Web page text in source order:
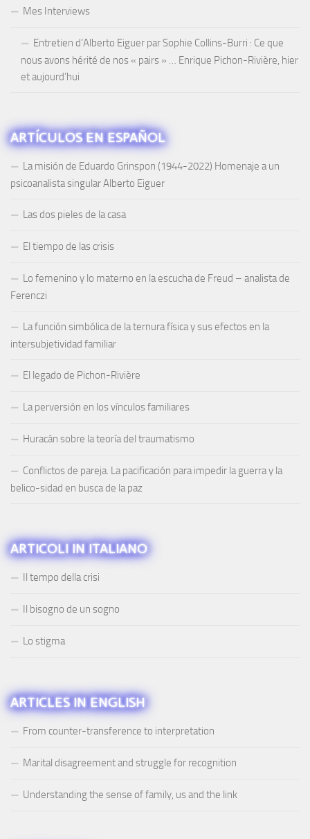
Mes Interviews
Entretien d’Alberto Eiguer par Sophie Collins-Burri : Ce que
nous avons hérité de nos « pairs » … Enrique Pichon-Rivière, hier
et aujourd’hui
ARTÍCULOS EN ESPAÑOL
La misión de Eduardo Grinspon (1944-2022) Homenaje a un
psicoanalista singular Alberto Eiguer
Las dos pieles de la casa
El tiempo de las crisis
Lo femenino y lo materno en la escucha de Freud – analista de
Ferenczi
La función simbólica de la ternura física y sus efectos en la
intersubjetividad familiar
El legado de Pichon-Rivière
La perversión en los vínculos familiares
Huracán sobre la teoría del traumatismo
Conflictos de pareja. La pacificación para impedir la guerra y la
belico-sidad en busca de la paz
ARTICOLI IN ITALIANO
Il tempo della crisi
Il bisogno de un sogno
Lo stigma
ARTICLES IN ENGLISH
From counter-transference to interpretation
Marital disagreement and struggle for recognition
Understanding the sense of family, us and the link